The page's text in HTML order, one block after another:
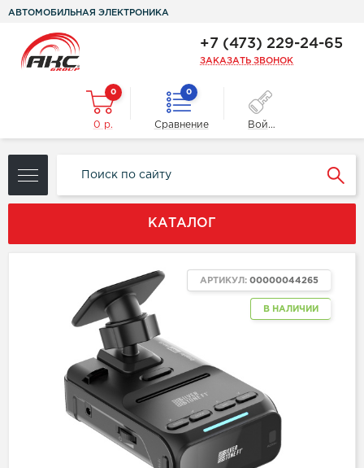
АВТОМОБИЛЬНАЯ ЭЛЕКТРОНИКА
+7 (473) 229-24-65
ЗАКАЗАТЬ ЗВОНОК
0
0 р.
0
Сравнение Войти
КАТАЛОГ
В НАЛИЧИИ
АРТИКУЛ: 00000044265